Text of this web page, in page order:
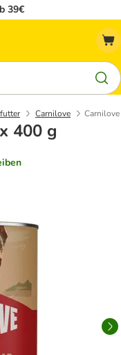
39€
Carnilove
400 g